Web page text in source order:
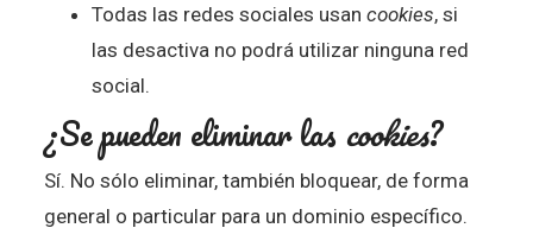
Todas las redes sociales usancookies, si
las desactiva no podrá utilizar ninguna red
social.
¿Se pueden eliminar las cookies?
Sí. No sólo eliminar, también bloquear, de forma
general o particular para un dominio específico.